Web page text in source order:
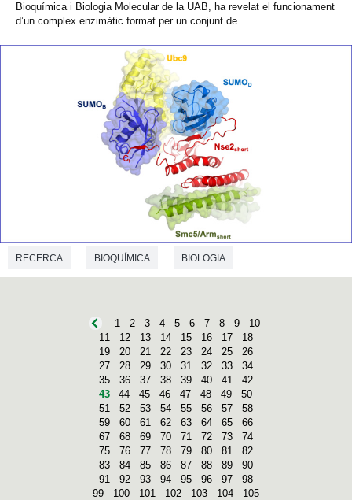
Bioquímica i Biologia Molecular de la UAB, ha revelat el funcionament
d’un complex enzimàtic format per un conjunt de...
RECERCA BIOQUÍMICA BIOLOGIA
1 2 3 4 5 6 7 8 9
10
11
12 13 14 15 16 17
18
19
20 21 22 23 24 25
26
27
28 29 30 31 32 33
34
35
36 37 38 39 40 41
42
43
44 45 46 47 48 49
50
51
52 53 54 55 56 57
58
59
60 61 62 63 64 65
66
67
68 69 70 71 72 73
74
75
76 77 78 79 80 81
82
83
84 85 86 87 88 89
90
91
92 93 94 95 96 97
98
99
100 101 102 103 104
105